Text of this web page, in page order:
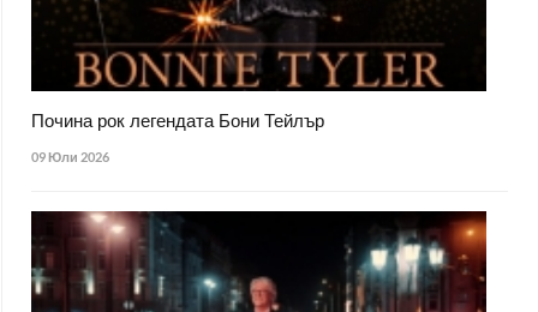
Почина рок легендата Бони Тейлър
09 Юли 2026